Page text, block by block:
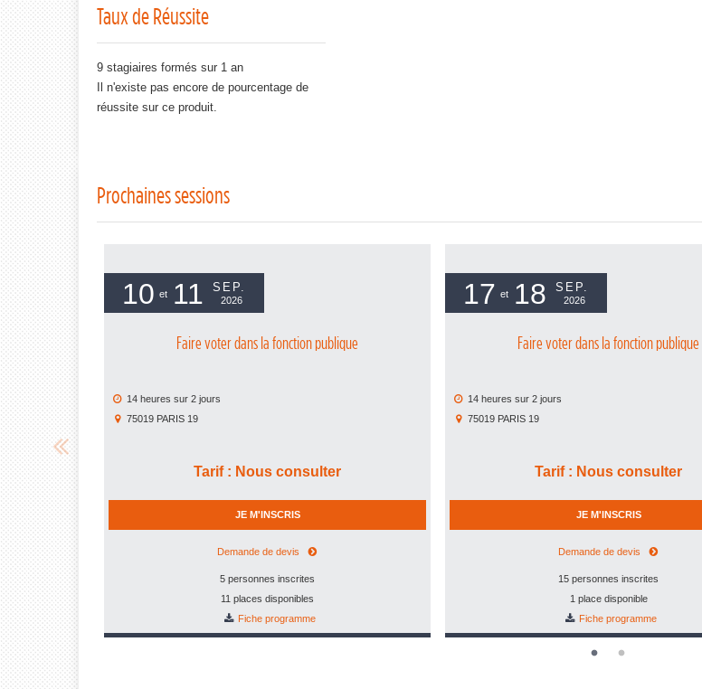
Taux de Réussite
9 stagiaires formés sur 1 an
Il n'existe pas encore de pourcentage de
réussite sur ce produit.
Prochaines sessions
10 et 11 SEP.
2026
Faire voter dans la fonction publique
14 heures sur 2 jours
75019 PARIS 19
Tarif: Nous consulter
JE M'INSCRIS
Demande de devis
5 personnes inscrites
11 places disponibles
Fiche programme
17 et 18 SEP.
2026
Faire voter dans la fonction publique
14 heures sur 2 jours
75019 PARIS 19
Tarif: Nous consulter
JE M'INSCRIS
Demande de devis
15 personnes inscrites
1 place disponible
Fiche programme